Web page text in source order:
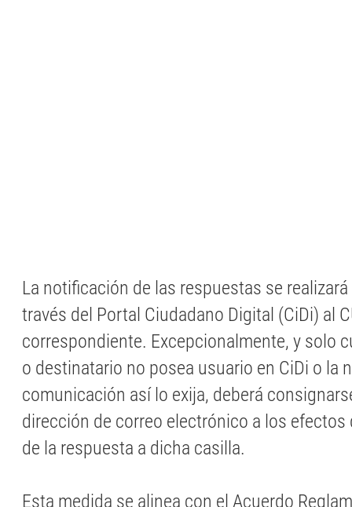
La notificación de las respuestas se
través del Portal Ciudadano Digital (CiDi) al
correspondiente. Excepcionalmente, y solo
o destinatario no posea usuario en CiDi o la
comunicación así lo exija, deberá
dirección de correo electrónico a los
de la respuesta a dicha casilla.
Esta medida se alinea con el Acuerdo